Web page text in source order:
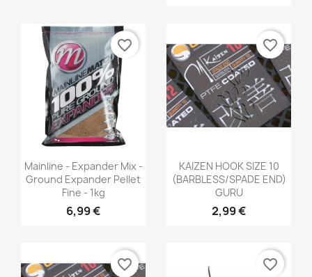
Aperçu rapide
Mainline - Expander Mix -
Ground Expander Pellet
Fine - 1kg
6,99 €
favorite_border
Aperçu rapide
KAIZEN HOOK SIZE 10
(BARBLESS/SPADE END)
GURU
2,99 €
favorite_border
favorite_border favorite_border